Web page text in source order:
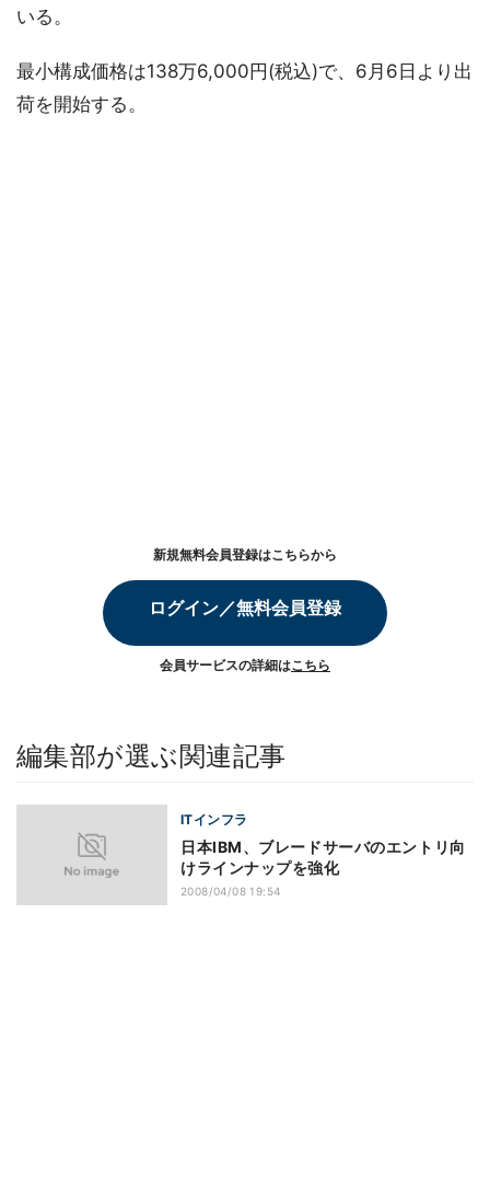
いる。
最小構成価格は138万6,000円(税込)で、6月6日より出
荷を開始する。
新規無料会員登録はこちらから
ログイン／無料会員登録
会員サービスの詳細はこちら
編集部が選ぶ関連記事
ITインフラ
日本IBM、ブレードサーバのエントリ向
けラインナップを強化
2008/04/08 19:54